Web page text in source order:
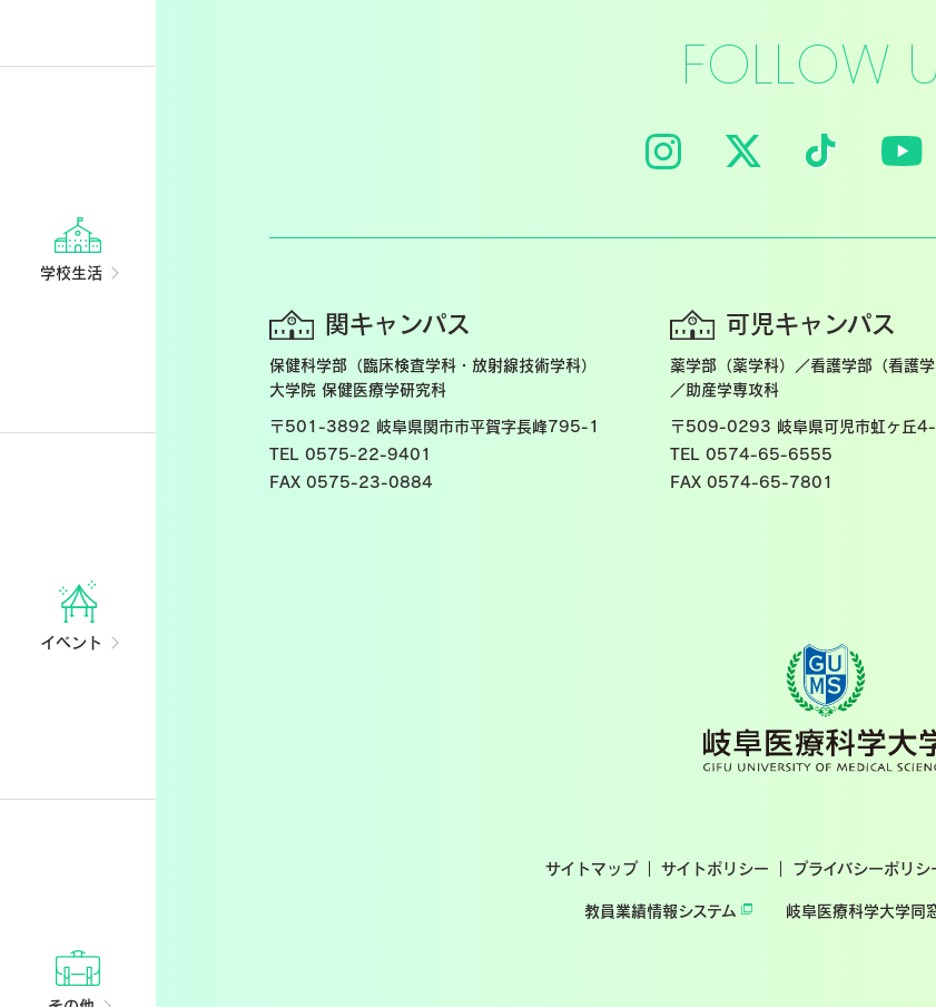
学校生活
イベント
FOLLOW
関キャンパス
保健科学部（臨床検査学科・放射線技術学科）
大学院 保健医療学研究科
〒501-3892 岐阜県関市市平賀字長峰795-1
TEL 0575-22-9401
FAX 0575-23-0884
可児キャンパス
薬学部（薬学科）／看護学部（看護学
／助産学専攻科
〒509-0293 岐阜県可児市虹ヶ丘
TEL 0574-65-6555
FAX 0574-65-7801
サイトマップ サイトポリシー プライバシーポリシ
教員業績情報システム 岐阜医療科学大学同